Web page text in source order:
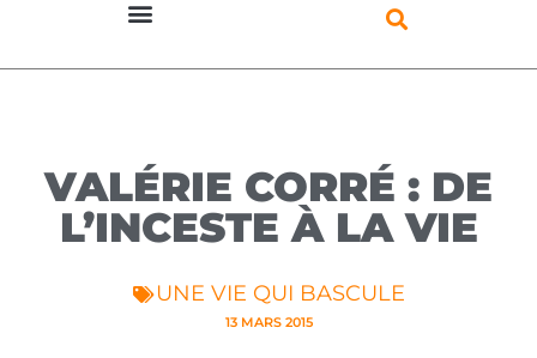
VALÉRIE CORRÉ : DE
L’INCESTE À LA VIE
UNE VIE QUI BASCULE
13 MARS 2015